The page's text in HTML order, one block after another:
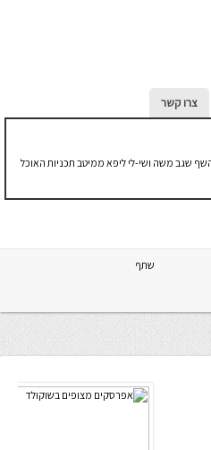
צרו קשר
שגב משה ושי-לי ליפא ממיטב תכניות האוכל
שתף